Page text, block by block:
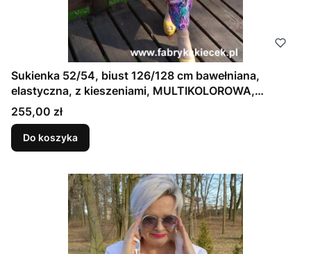
Sukienka 52/54, biust 126/128 cm bawełniana,
elastyczna, z kieszeniami, MULTIKOLOROWA,
FIOLETOWA
Cena
255,00 zł
Do koszyka